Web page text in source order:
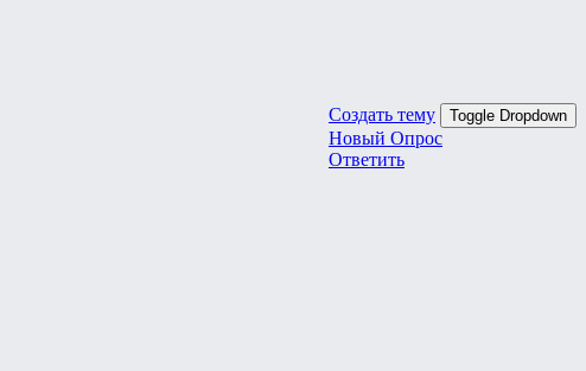
Создать тему Toggle Dropdown
Новый Опрос
Ответить